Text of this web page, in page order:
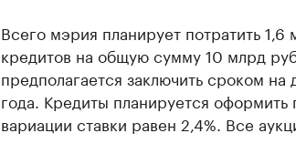
Всего мэрия планирует потратить
кредитов на общую сумму 10 млрд
предполагается заключить сроком
года. Кредиты планируется
вариации ставки равен 2,4%. Все